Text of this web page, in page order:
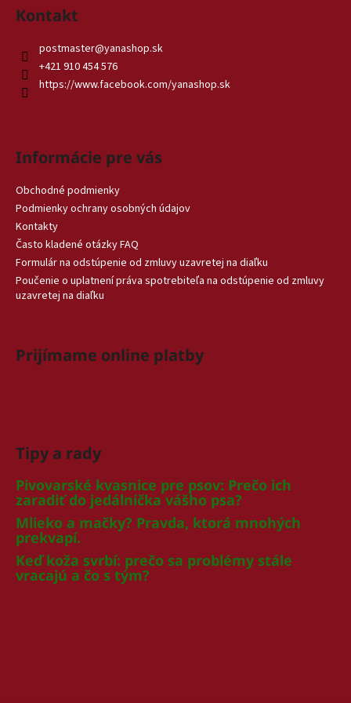
Kontakt
postmaster@yanashop.sk
+421 910 454 576
https://www.facebook.com/yanashop.sk
Informácie pre vás
Obchodné podmienky
Podmienky ochrany osobných údajov
Kontakty
Často kladené otázky FAQ
Formulár na odstúpenie od zmluvy uzavretej na diaľku
Poučenie o uplatnení práva spotrebiteľa na odstúpenie od zmluvy
uzavretej na diaľku
Prijímame online platby
Tipy a rady
Pivovarské kvasnice pre psov: Prečo ich
zaradiť do jedálnička vášho psa?
Mlieko a mačky? Pravda, ktorá mnohých
prekvapí.
Keď koža svrbí: prečo sa problémy stále
vracajú a čo s tým?